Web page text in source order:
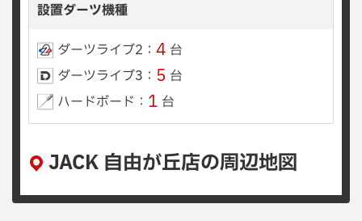
設置ダーツ機種
ダーツライブ2： 4 台
ダーツライブ3： 5 台
ハードボード： 1 台
JACK 自由が丘店の周辺地図